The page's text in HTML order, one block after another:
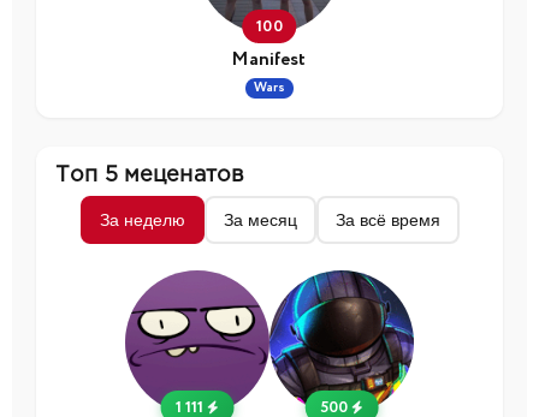
100
Manifest
Wars
Топ 5 меценатов
За неделю За месяц За всё время
1 111 500